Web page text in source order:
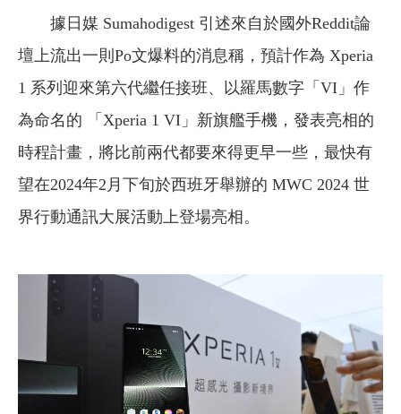
據日媒 Sumahodigest 引述來自於國外Reddit論
壇上流出一則Po文爆料的消息稱，預計作為 Xperia
1 系列迎來第六代繼任接班、以羅馬數字「VI」作
為命名的 「Xperia 1 VI」新旗艦手機，發表亮相的
時程計畫，將比前兩代都要來得更早一些，最快有
望在2024年2月下旬於西班牙舉辦的 MWC 2024 世
界行動通訊大展活動上登場亮相。